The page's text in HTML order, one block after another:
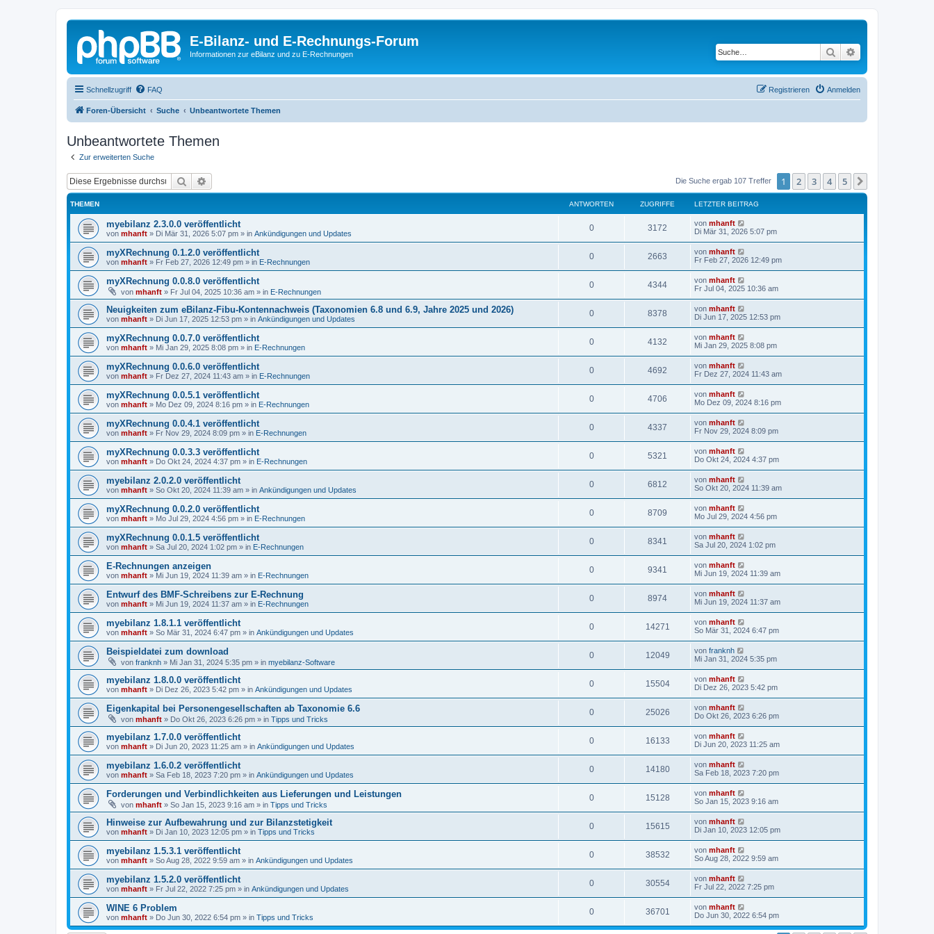
E-Bilanz- und E-Rechnungs-Forum
Informationen zur eBilanz und zu E-Rechnungen Suche
Schnellzugriff FAQ Anmelden
Registrieren
Foren-Übersicht Suche Unbeantwortete Themen
Unbeantwortete Themen
Zur erweiterten Suche
Suche Die Suche ergab 107 Treffer 1 2 3 4 5
THEMEN ANTWORTEN ZUGRIFFE LETZTER BEITRAG
myebilanz 2.3.0.0 veröffentlicht
von mhanft » Di Mär 31, 2026 5:07 pm » in Ankündigungen und Updates
0 3172 von mhanft
Di Mär 31, 2026 5:07 pm
myXRechnung 0.1.2.0 veröffentlicht
von mhanft » Fr Feb 27, 2026 12:49 pm » in E-Rechnungen
0 2663 von mhanft
Fr Feb 27, 2026 12:49 pm
myXRechnung 0.0.8.0 veröffentlicht
von mhanft » Fr Jul 04, 2025 10:36 am » in E-Rechnungen
0 4344 von mhanft
Fr Jul 04, 2025 10:36 am
Neuigkeiten zum eBilanz-Fibu-Kontennachweis (Taxonomien 6.8 und 6.9, Jahre 2025 und 2026)
von mhanft » Di Jun 17, 2025 12:53 pm » in Ankündigungen und Updates
0 8378 von mhanft
Di Jun 17, 2025 12:53 pm
myXRechnung 0.0.7.0 veröffentlicht
von mhanft » Mi Jan 29, 2025 8:08 pm » in E-Rechnungen
0 4132 von mhanft
Mi Jan 29, 2025 8:08 pm
myXRechnung 0.0.6.0 veröffentlicht
von mhanft » Fr Dez 27, 2024 11:43 am » in E-Rechnungen
0 4692 von mhanft
Fr Dez 27, 2024 11:43 am
myXRechnung 0.0.5.1 veröffentlicht
von mhanft » Mo Dez 09, 2024 8:16 pm » in E-Rechnungen
0 4706 von mhanft
Mo Dez 09, 2024 8:16 pm
myXRechnung 0.0.4.1 veröffentlicht
von mhanft » Fr Nov 29, 2024 8:09 pm » in E-Rechnungen
0 4337 von mhanft
Fr Nov 29, 2024 8:09 pm
myXRechnung 0.0.3.3 veröffentlicht
von mhanft » Do Okt 24, 2024 4:37 pm » in E-Rechnungen
0 5321 von mhanft
Do Okt 24, 2024 4:37 pm
myebilanz 2.0.2.0 veröffentlicht
von mhanft » So Okt 20, 2024 11:39 am » in Ankündigungen und Updates
0 6812 von mhanft
So Okt 20, 2024 11:39 am
myXRechnung 0.0.2.0 veröffentlicht
von mhanft » Mo Jul 29, 2024 4:56 pm » in E-Rechnungen
0 8709 von mhanft
Mo Jul 29, 2024 4:56 pm
myXRechnung 0.0.1.5 veröffentlicht
von mhanft » Sa Jul 20, 2024 1:02 pm » in E-Rechnungen
0 8341 von mhanft
Sa Jul 20, 2024 1:02 pm
E-Rechnungen anzeigen
von mhanft » Mi Jun 19, 2024 11:39 am » in E-Rechnungen
0 9341 von mhanft
Mi Jun 19, 2024 11:39 am
Entwurf des BMF-Schreibens zur E-Rechnung
von mhanft » Mi Jun 19, 2024 11:37 am » in E-Rechnungen
0 8974 von mhanft
Mi Jun 19, 2024 11:37 am
myebilanz 1.8.1.1 veröffentlicht
von mhanft » So Mär 31, 2024 6:47 pm » in Ankündigungen und Updates
0 14271 von mhanft
So Mär 31, 2024 6:47 pm
Beispieldatei zum download
von franknh » Mi Jan 31, 2024 5:35 pm » in myebilanz-Software
0 12049 von franknh
Mi Jan 31, 2024 5:35 pm
myebilanz 1.8.0.0 veröffentlicht
von mhanft » Di Dez 26, 2023 5:42 pm » in Ankündigungen und Updates
0 15504 von mhanft
Di Dez 26, 2023 5:42 pm
Eigenkapital bei Personengesellschaften ab Taxonomie 6.6
von mhanft » Do Okt 26, 2023 6:26 pm » in Tipps und Tricks
0 25026 von mhanft
Do Okt 26, 2023 6:26 pm
myebilanz 1.7.0.0 veröffentlicht
von mhanft » Di Jun 20, 2023 11:25 am » in Ankündigungen und Updates
0 16133 von mhanft
Di Jun 20, 2023 11:25 am
myebilanz 1.6.0.2 veröffentlicht
von mhanft » Sa Feb 18, 2023 7:20 pm » in Ankündigungen und Updates
0 14180 von mhanft
Sa Feb 18, 2023 7:20 pm
Forderungen und Verbindlichkeiten aus Lieferungen und Leistungen
von mhanft » So Jan 15, 2023 9:16 am » in Tipps und Tricks
0 15128 von mhanft
So Jan 15, 2023 9:16 am
Hinweise zur Aufbewahrung und zur Bilanzstetigkeit
von mhanft » Di Jan 10, 2023 12:05 pm » in Tipps und Tricks
0 15615 von mhanft
Di Jan 10, 2023 12:05 pm
myebilanz 1.5.3.1 veröffentlicht
von mhanft » So Aug 28, 2022 9:59 am » in Ankündigungen und Updates
0 38532 von mhanft
So Aug 28, 2022 9:59 am
myebilanz 1.5.2.0 veröffentlicht
von mhanft » Fr Jul 22, 2022 7:25 pm » in Ankündigungen und Updates
0 30554 von mhanft
Fr Jul 22, 2022 7:25 pm
WINE 6 Problem
von mhanft » Do Jun 30, 2022 6:54 pm » in Tipps und Tricks
0 36701 von mhanft
Do Jun 30, 2022 6:54 pm